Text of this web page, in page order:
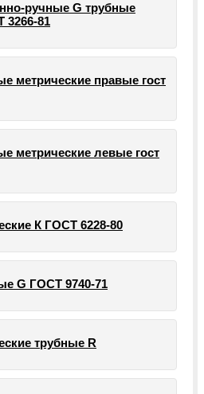
ручные G трубные
3266-81
метрические правые гост
метрические левые гост
К ГОСТ 6228-80
G ГОСТ 9740-71
трубные R